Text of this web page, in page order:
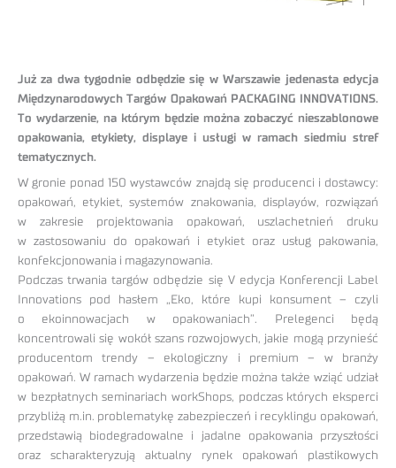
Już za dwa tygodnie odbędzie się w Warszawie jedenasta edycja
Międzynarodowych Targów Opakowań PACKAGING INNOVATIONS.
To wydarzenie, na którym będzie można zobaczyć nieszablonowe
opakowania, etykiety, displaye i usługi w ramach siedmiu stref
tematycznych.
W gronie ponad 150 wystawców znajdą się producenci i dostawcy:
opakowań, etykiet, systemów znakowania, displayów, rozwiązań
w zakresie projektowania opakowań, uszlachetnień druku
w zastosowaniu do opakowań i etykiet oraz usług pakowania,
konfekcjonowania i magazynowania.
Podczas trwania targów odbędzie się V edycja Konferencji Label
Innovations pod hasłem „Eko, które kupi konsument – czyli
o ekoinnowacjach w opakowaniach”. Prelegenci będą
koncentrowali się wokół szans rozwojowych, jakie mogą przynieść
producentom trendy – ekologiczny i premium – w branży
opakowań. W ramach wydarzenia będzie można także wziąć udział
w bezpłatnych seminariach workShops, podczas których eksperci
przybliżą m.in. problematykę zabezpieczeń i recyklingu opakowań,
przedstawią biodegradowalne i jadalne opakowania przyszłości
oraz scharakteryzują aktualny rynek opakowań plastikowych